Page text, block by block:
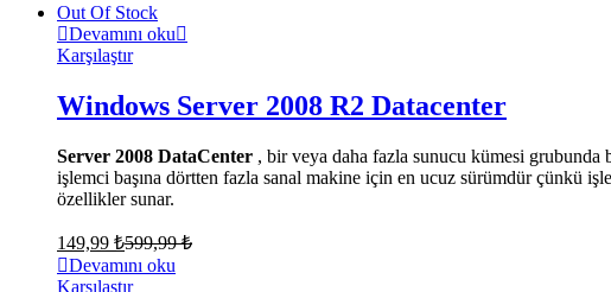
Out Of Stock
Devamını oku
Karşılaştır
Windows Server 2008 R2 Datacenter
Server 2008 DataCenter , bir veya daha fazla sunucu kümesi grubunda
işlemci başına dörtten fazla sanal makine için en ucuz sürümdür çünkü
özellikler sunar.
149,99 ₺599,99₺
Devamını oku
Karşılaştır